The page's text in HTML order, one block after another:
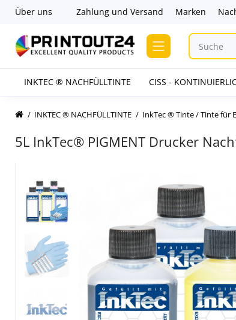
Über uns Zahlung und Versand Marken
INKTEC ® NACHFÜLLTINTE CISS -
INKTEC ® NACHFÜLLTINTE InkTec ® Tinte / Tinte für
5L InkTec® PIGMENT Drucker